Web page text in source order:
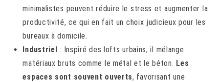
minimalistes peuvent réduire le stress et augmenter la
productivité, ce qui en fait un choix judicieux pour les
bureaux à domicile.
Industriel : Inspiré des lofts urbains, il mélange
matériaux bruts comme le métal et le béton. Les
espaces sont souvent ouverts, favorisant une